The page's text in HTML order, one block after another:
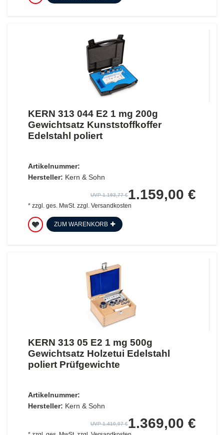
KERN 313 044 E2 1 mg 200g
Gewichtsatz Kunststoffkoffer
Edelstahl poliert
Artikelnummer:
Hersteller: Kern & Sohn
UVP 1.193,77 €1.159,00 €
* zzgl. ges. MwSt.zzgl. Versandkosten
ZUM WARENKORB
KERN 313 05 E2 1 mg 500g
Gewichtsatz Holzetui Edelstahl
poliert Prüfgewichte
Artikelnummer:
Hersteller: Kern & Sohn
UVP 1.410,07 €1.369,00 €